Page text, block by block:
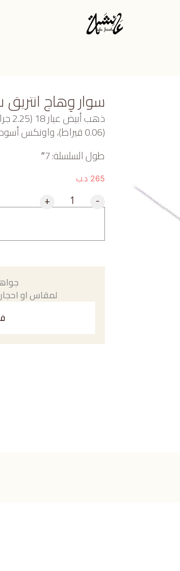
سوار وِهاج
(0.06 قيراط)، واونكس أسود (0.084 جرام) تقريبًا.
طول السلسلة: 7″
265 د.ب
-
+
لمقاس او